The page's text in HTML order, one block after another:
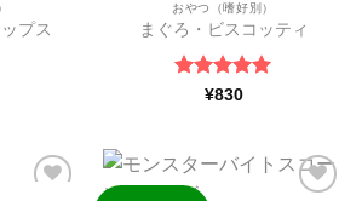
い物
プス
おやつ（嗜好別）
まぐろ・ビスコッティ
5段階中5
¥830